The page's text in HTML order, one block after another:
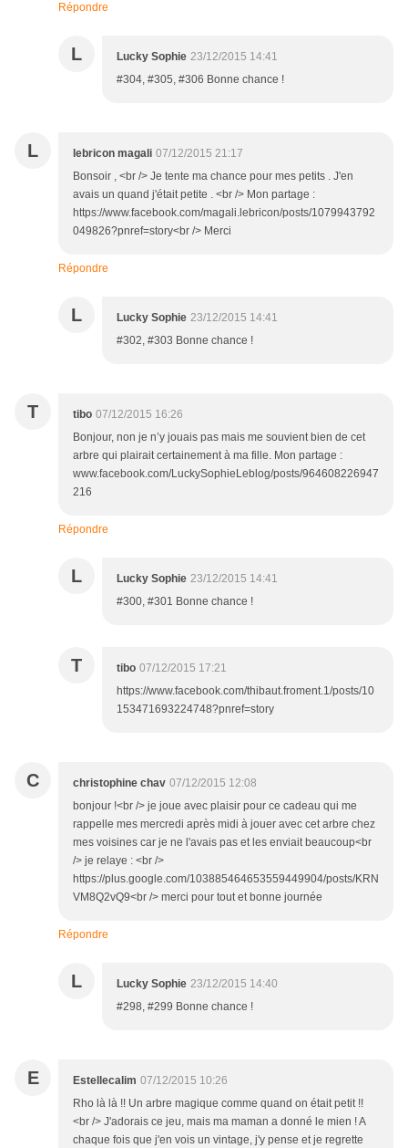
Répondre
L Lucky Sophie 23/12/2015 14:41
#304, #305, #306 Bonne chance !
L lebricon magali 07/12/2015 21:17
Bonsoir , <br /> Je tente ma chance pour mes petits . J'en
avais un quand j'était petite . <br /> Mon partage :
https://www.facebook.com/magali.lebricon/posts/1079943792
049826?pnref=story<br /> Merci
Répondre
L Lucky Sophie 23/12/2015 14:41
#302, #303 Bonne chance !
T tibo 07/12/2015 16:26
Bonjour, non je n’y jouais pas mais me souvient bien de cet
arbre qui plairait certainement à ma fille. Mon partage :
www.facebook.com/LuckySophieLeblog/posts/964608226947
216
Répondre
L Lucky Sophie 23/12/2015 14:41
#300, #301 Bonne chance !
T tibo 07/12/2015 17:21
https://www.facebook.com/thibaut.froment.1/posts/10
153471693224748?pnref=story
C christophine chav 07/12/2015 12:08
bonjour !<br /> je joue avec plaisir pour ce cadeau qui me
rappelle mes mercredi après midi à jouer avec cet arbre chez
mes voisines car je ne l'avais pas et les enviait beaucoup<br
/> je relaye : <br />
https://plus.google.com/103885464653559449904/posts/KRN
VM8Q2vQ9<br /> merci pour tout et bonne journée
Répondre
L Lucky Sophie 23/12/2015 14:40
#298, #299 Bonne chance !
E Estellecalim 07/12/2015 10:26
Rho là là !! Un arbre magique comme quand on était petit !!
<br /> J'adorais ce jeu, mais ma maman a donné le mien ! A
chaque fois que j'en vois un vintage, j'y pense et je regrette